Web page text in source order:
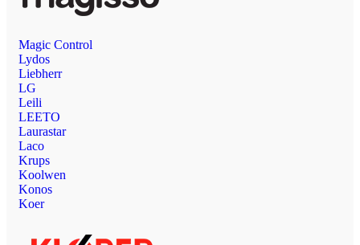
Magic Control
Lydos
Liebherr
LG
Leili
LEETO
Laurastar
Laco
Krups
Koolwen
Konos
Koer